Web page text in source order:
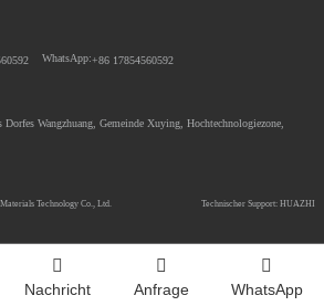
WhatsApp:+86 17854560592
Dorfes Wangzhuang, Gemeinde Xuying, Hochtechnologiezone,
Technology Co., Ltd. Technischer Support: HUAZHI
Nachricht Anfrage WhatsApp